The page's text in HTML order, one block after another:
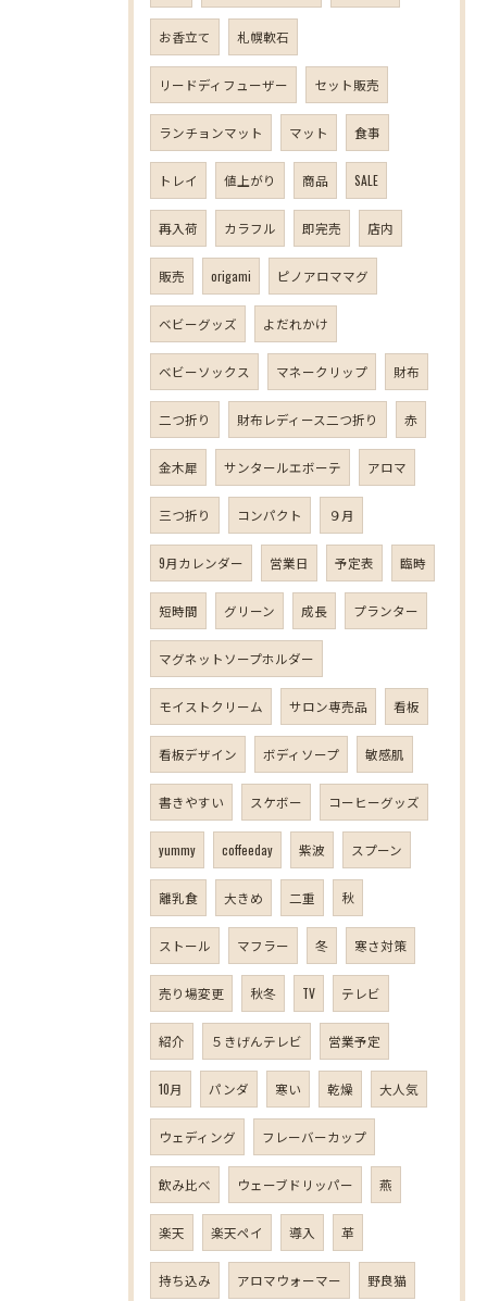
お香立て 札幌軟石
リードディフューザー セット販売
ランチョンマット マット 食事
トレイ 値上がり 商品 SALE
再入荷 カラフル 即完売 店内
販売 origami ピノアロママグ
ベビーグッズ よだれかけ
ベビーソックス マネークリップ 財布
二つ折り 財布レディース二つ折り 赤
金木犀 サンタールエボーテ アロマ
三つ折り コンパクト ９月
9月カレンダー 営業日 予定表 臨時
短時間 グリーン 成長 プランター
マグネットソープホルダー
モイストクリーム サロン専売品 看板
看板デザイン ボディソープ 敏感肌
書きやすい スケボー コーヒーグッズ
yummy coffeeday 紫波 スプーン
離乳食 大きめ 二重 秋
ストール マフラー 冬 寒さ対策
売り場変更 秋冬 TV テレビ
紹介 ５きげんテレビ 営業予定
10月 パンダ 寒い 乾燥 大人気
ウェディング フレーバーカップ
飲み比べ ウェーブドリッパー 燕
楽天 楽天ペイ 導入 革
持ち込み アロマウォーマー 野良猫